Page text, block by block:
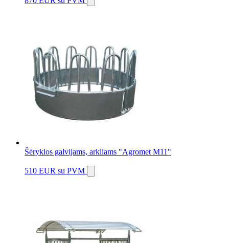
Šėryklos galvijams, arkliams "Agromet M11"
510 EUR su PVM